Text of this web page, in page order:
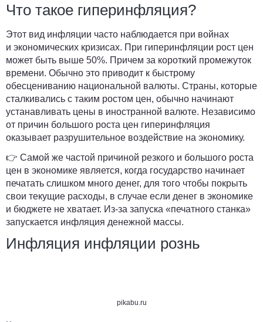
Что такое гиперинфляция?
Этот вид инфляции часто наблюдается при войнах
и экономических кризисах. При гиперинфляции рост цен
может быть выше 50%. Причем за короткий промежуток
времени. Обычно это приводит к быстрому
обесцениванию национальной валюты. Страны, которые
сталкивались с таким ростом цен, обычно начинают
устанавливать цены в иностранной валюте. Независимо
от причин большого роста цен гиперинфляция
оказывает разрушительное воздействие на экономику.
👉 Самой же частой причиной резкого и большого роста
цен в экономике является, когда государство начинает
печатать слишком много денег, для того чтобы покрыть
свои текущие расходы, в случае если денег в экономике
и бюджете не хватает. Из-за запуска «печатного станка»
запускается инфляция денежной массы.
Инфляция инфляции рознь
pikabu.ru